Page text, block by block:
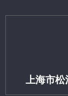
上海市松